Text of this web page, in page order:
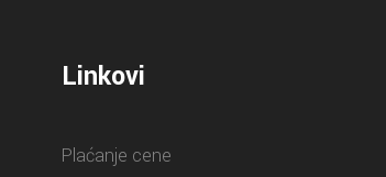
Linkovi
Plaćanje cene